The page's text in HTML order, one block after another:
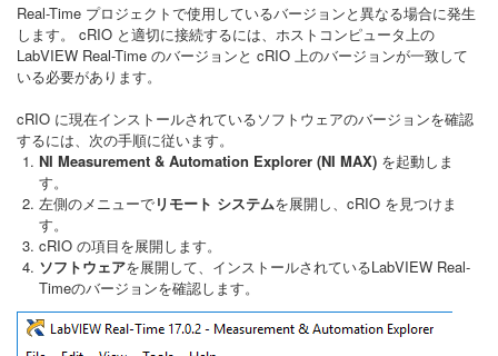
Real-Time プロジェクトで使用しているバージョンと異なる場合に発生
します。 cRIO と適切に接続するには、ホストコンピュータ上の
LabVIEW Real-Time のバージョンと cRIO 上のバージョンが一致して
いる必要があります。
cRIO に現在インストールされているソフトウェアのバージョンを確認
するには、次の手順に従います。
NI Measurement & Automation Explorer (NI MAX) を起動しま
す。
左側のメニューでリモート システムを展開し、cRIO を見つけま
す。
cRIO の項目を展開します。
ソフトウェアを展開して、インストールされているLabVIEW Real-
Timeのバージョンを確認します。